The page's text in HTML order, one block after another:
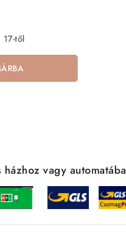
től
házhoz vagy automatába